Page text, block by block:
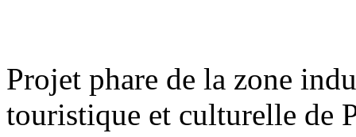
Projet phare de la zone
touristique et culturelle de